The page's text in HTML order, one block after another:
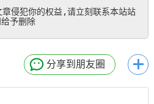
侵犯你的权益,请立刻联系本站站
予删除
分享到朋友圈